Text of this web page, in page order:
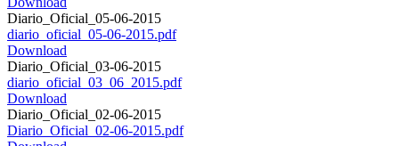
Diario_Oficial_05-06-2015
diario_oficial_05-06-2015.pdf
Download
Diario_Oficial_03-06-2015
diario_oficial_03_06_2015.pdf
Download
Diario_Oficial_02-06-2015
Diario_Oficial_02-06-2015.pdf